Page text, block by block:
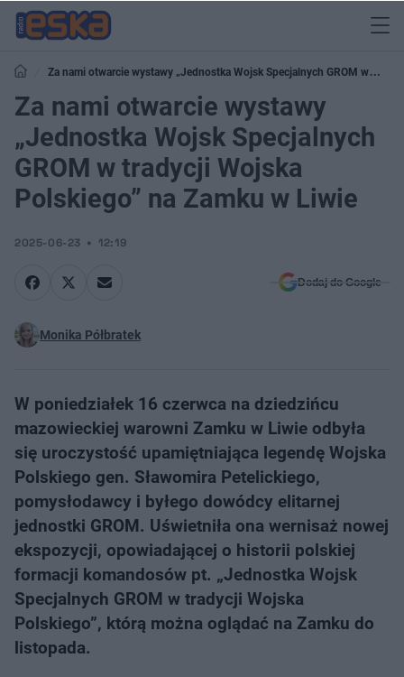
Za nami otwarcie wystawy „Jednostka Wojsk Specjalnych GROM w
tradycji Wojska Polskiego” na Zamku w Liwie
Za nami otwarcie wystawy
„Jednostka Wojsk Specjalnych
GROM w tradycji Wojska
Polskiego” na Zamku w Liwie
2025-06-23 12:19
Dodaj do Google
Monika Półbratek
W poniedziałek 16 czerwca na dziedzińcu
mazowieckiej warowni Zamku w Liwie odbyła
się uroczystość upamiętniająca legendę Wojska
Polskiego gen. Sławomira Petelickiego,
pomysłodawcy i byłego dowódcy elitarnej
jednostki GROM. Uświetniła ona wernisaż nowej
ekspozycji, opowiadającej o historii polskiej
formacji komandosów pt. „Jednostka Wojsk
Specjalnych GROM w tradycji Wojska
Polskiego”, którą można oglądać na Zamku do
listopada.